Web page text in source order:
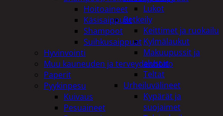
Lukot
Retkeily
Keittimet ja ruokailu
Kylmälaukut
Makuupussit ja
alustat
Teltat
Urheiluvälineet
Kypärät ja
suojaimet
Hoitoaineet
Käsisaippuat
Shampoot
Suihkusaippuat
Hyvinvointi
Muu kauneuden ja terveydenhoito
Paperit
Pyykinpesu
Kuivaus
Pesuaineet